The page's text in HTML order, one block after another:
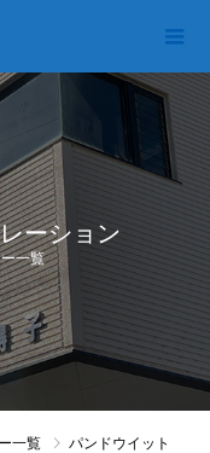
ーション
一覧
一覧
パンドウイット